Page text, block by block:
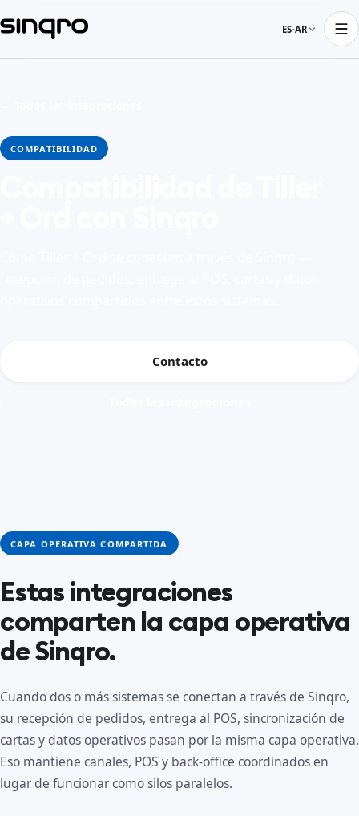
ES-AR
COMPATIBILIDAD
Contacto
CAPA OPERATIVA COMPARTIDA
Estas integraciones
comparten la capa operativa
de Sinqro.
Cuando dos o más sistemas se conectan a través de Sinqro,
su recepción de pedidos, entrega al POS, sincronización de
cartas y datos operativos pasan por la misma capa operativa.
Eso mantiene canales, POS y back-office coordinados en
lugar de funcionar como silos paralelos.